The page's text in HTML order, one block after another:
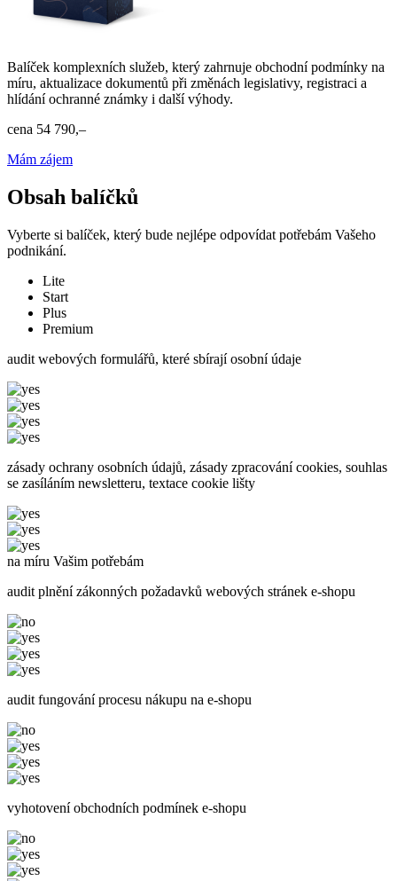
Balíček komplexních služeb, který zahrnuje obchodní podmínky na
míru, aktualizace dokumentů při změnách legislativy, registraci a
hlídání ochranné známky i další výhody.
cena 54 790,–
Mám zájem
Obsah balíčků
Vyberte si balíček, který bude nejlépe odpovídat potřebám Vašeho
podnikání.
Lite
Start
Plus
Premium
audit webových formulářů, které sbírají osobní údaje
zásady ochrany osobních údajů, zásady zpracování cookies, souhlas
se zasíláním newsletteru, textace cookie lišty
na míru Vašim potřebám
audit plnění zákonných požadavků webových stránek e-shopu
audit fungování procesu nákupu na e-shopu
vyhotovení obchodních podmínek e-shopu